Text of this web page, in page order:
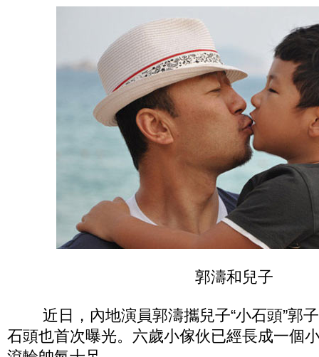
郭濤和兒子
近日，內地演員郭濤攜兒子“小石頭”郭
石頭也首次曝光。六歲小傢伙已經長成一個